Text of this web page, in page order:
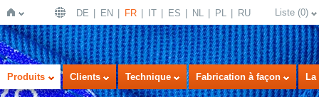
Page
DE EN FR IT ES NL PL RU Liste (0)
Produits Clients Technique Fabrication à façon